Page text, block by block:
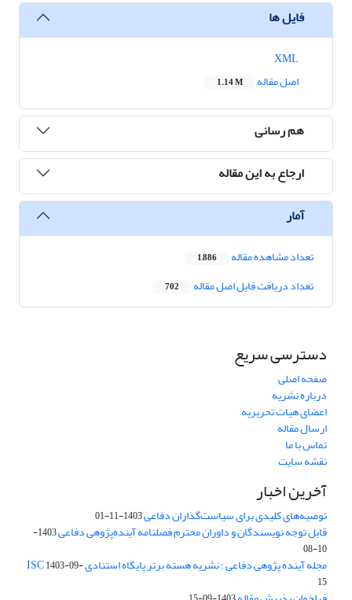
فایل ها
اصل مقاله
1.14 M
هم رسانی
ارجاع به این مقاله
آمار
تعداد مشاهده مقاله 1,886
تعداد دریافت فایل اصل مقاله 702
دسترسی سریع
صفحه اصلی
درباره نشریه
اعضای هیات تحریریه
ارسال مقاله
تماس با ما
نقشه سایت
آخرین اخبار
توصیه‌های کلیدی برای سیاست‌گذاران دفاعی1403-11-01
قابل توجه نویسندگان و داوران محترم فصلنامه آینده‌پژوهی دفاعی
1403-
10-08
مجله آینده پژوهی دفاعی ؛ نشریه هسته برتر پایگاه استنادی ISC1403-09-
15